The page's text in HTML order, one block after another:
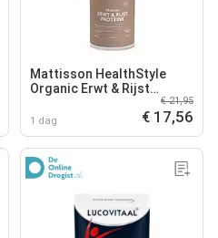
Mattisson HealthStyle
Organic Erwt & Rijst
Proteine Natural Poeder
500GR
1 dag
€ 21,95
€ 17,56